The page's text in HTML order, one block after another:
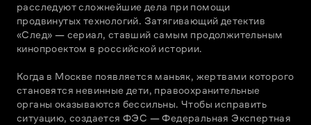
расследуют сложнейшие дела при помощи
продвинутых технологий. Затягивающий детектив
«След» — сериал, ставший самым продолжительным
кинопроектом в российской истории.
Когда в Москве появляется маньяк, жертвами которого
становятся невинные дети, правоохранительные
органы оказываются бессильны. Чтобы исправить
ситуацию, создается ФЭС — Федеральная Экспертная